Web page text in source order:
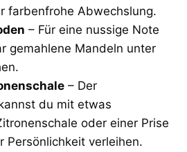
farbenfrohe Abwechslung.
– Für eine nussige Note
gemahlene Mandeln unter
– Der
du mit etwas
oder einer Prise
Persönlichkeit verleihen.